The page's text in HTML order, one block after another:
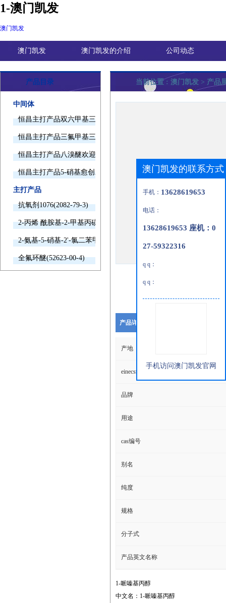
1-澳门凯发
澳门凯发
澳门凯发 澳门凯发的介绍 公司动态
产品目录
中间体
恒昌主打产品双六甲基三胺欢迎询价
恒昌主打产品三氟甲基三甲基硅烷欢迎询价
恒昌主打产品八溴醚欢迎询价
恒昌主打产品5-硝基愈创木酚钠欢迎询价
主打产品
抗氧剂1076(2082-79-3)
2-丙烯 酰胺基-2-甲基丙磺酸(15214-89-8)
2-氨基-5-硝基-2'-氯二苯甲酮(2011-66-7)
全氟环醚(52623-00-4)
当前位置 : 澳门凯发 > 产品
产品详细说明
产地
einecs编号
品牌
用途
cas编号
别名
纯度
规格
分子式
产品英文名称
1-哌嗪基丙醇
中文名：1-哌嗪基丙醇
澳门凯发的联系方式
手机： 13628619653
电话：
13628619653 座机：0
27-59322316
q q：
q q：
手机访问澳门凯发官网